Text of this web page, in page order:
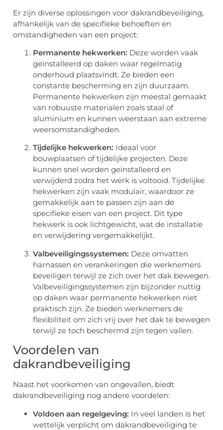
Er zijn diverse oplossingen voor dakrandbeveiliging,
afhankelijk van de specifieke behoeften en
omstandigheden van een project:
Permanente hekwerken: Deze worden vaak
geïnstalleerd op daken waar regelmatig
onderhoud plaatsvindt. Ze bieden een
constante bescherming en zijn duurzaam.
Permanente hekwerken zijn meestal gemaakt
van robuuste materialen zoals staal of
aluminium en kunnen weerstaan aan extreme
weersomstandigheden.
Tijdelijke hekwerken: Ideaal voor
bouwplaatsen of tijdelijke projecten. Deze
kunnen snel worden geïnstalleerd en
verwijderd zodra het werk is voltooid. Tijdelijke
hekwerken zijn vaak modulair, waardoor ze
gemakkelijk aan te passen zijn aan de
specifieke eisen van een project. Dit type
hekwerk is ook lichtgewicht, wat de installatie
en verwijdering vergemakkelijkt.
Valbeveiligingssystemen: Deze omvatten
harnassen en verankeringen die werknemers
beveiligen terwijl ze zich over het dak bewegen.
Valbeveiligingssystemen zijn bijzonder nuttig
op daken waar permanente hekwerken niet
praktisch zijn. Ze bieden werknemers de
flexibiliteit om zich vrij over het dak te bewegen
terwijl ze toch beschermd zijn tegen vallen.
Voordelen van
dakrandbeveiliging
Naast het voorkomen van ongevallen, biedt
dakrandbeveiliging nog andere voordelen:
Voldoen aan regelgeving: In veel landen is het
wettelijk verplicht om dakrandbeveiliging te